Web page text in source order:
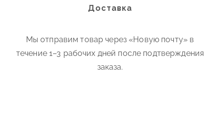
Доставка
Мы отправим товар через «Новую почту» в
течение 1–3 рабочих дней после подтверждения
заказа.